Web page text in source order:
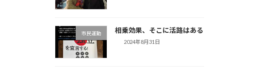
市民運動 相乗効果、そこに活路はある
2024年8月31日